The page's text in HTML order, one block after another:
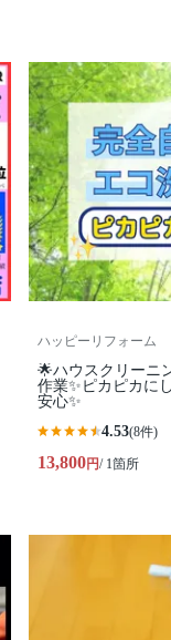
ハッピーリフォーム
🌟ハウスクリーニ
作業✨️ピカピカに
安心✨
4.53(8件)
13,800円/ 1箇所